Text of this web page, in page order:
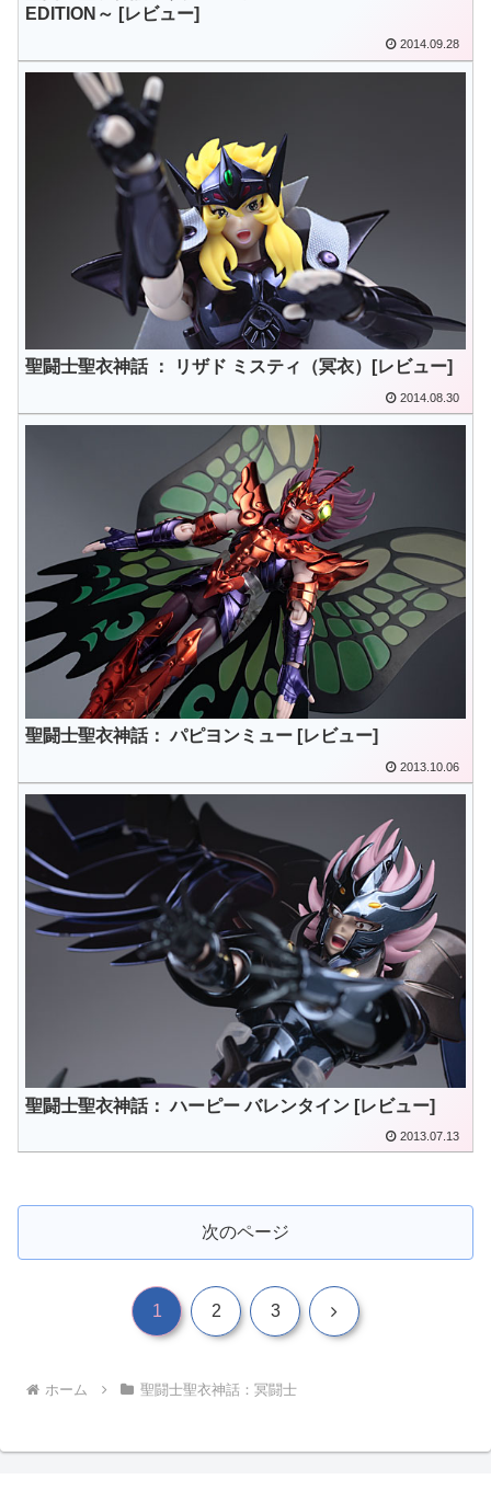
EDITION～ [レビュー]
2014.09.28
聖闘士聖衣神話 ： リザド ミスティ（冥衣）[レビュー]
2014.08.30
聖闘士聖衣神話： パピヨンミュー [レビュー]
2013.10.06
聖闘士聖衣神話： ハーピー バレンタイン [レビュー]
2013.07.13
次のページ
1 2 3 次
ホーム 聖闘士聖衣神話：冥闘士